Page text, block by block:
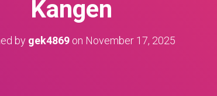
Kangen
by gek4869 on November 17, 2025